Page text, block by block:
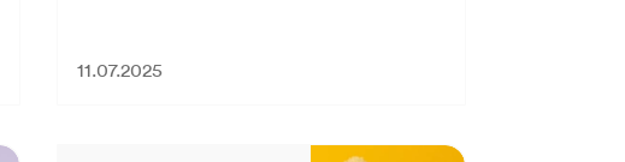
11.07.2025